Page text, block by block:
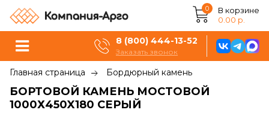
0
В корзине
0.00 р.
8 (800) 444-13-52
Заказать звонок
Главная страница Бордюрный камень
БОРТОВОЙ КАМЕНЬ МОСТОВОЙ
1000Х450X180 СЕРЫЙ